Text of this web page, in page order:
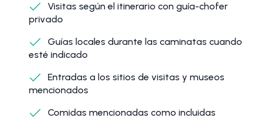
Visitas según el itinerario con guía-chofer
privado
Guías locales durante las caminatas cuando
esté indicado
Entradas a los sitios de visitas y museos
mencionados
Comidas mencionadas como incluidas